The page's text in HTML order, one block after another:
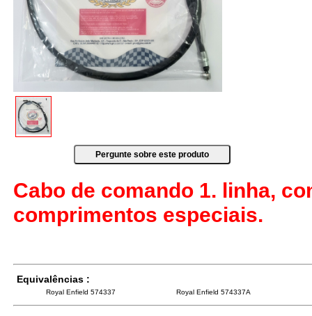
Cabo de comando 1. linha,
comprimentos especiais.
Equivalências :
Royal Enfield 574337 Royal Enfield 574337A